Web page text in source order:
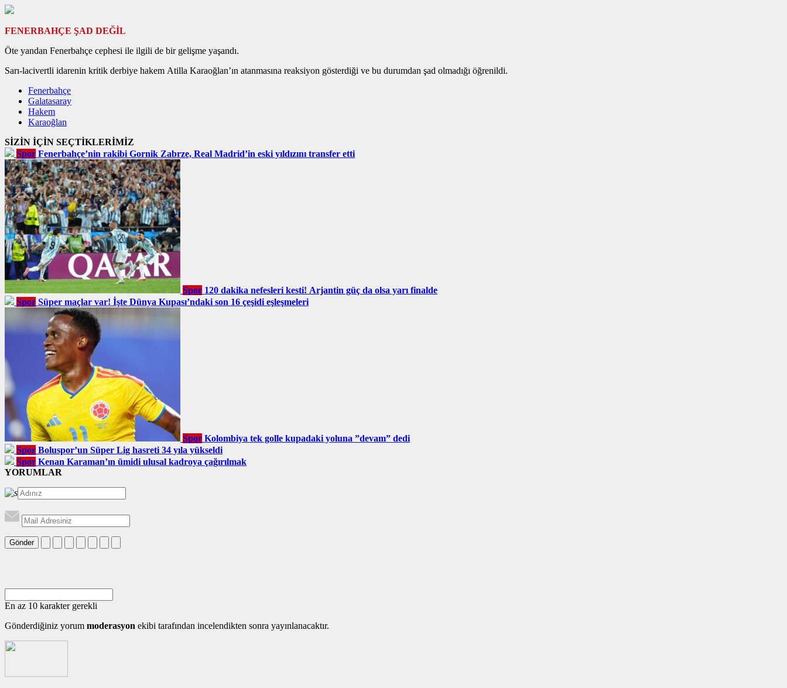
FENERBAHÇE ŞAD DEĞİL
Öte yandan Fenerbahçe cephesi ile ilgili de bir gelişme yaşandı.
Sarı-lacivertli idarenin kritik derbiye hakem Atilla Karaoğlan’ın atanmasına reaksiyon gösterdiği ve bu durumdan şad olmadığı öğrenildi.
Fenerbahçe
Galatasaray
Hakem
Karaoğlan
SİZİN İÇİN SEÇTİKLERİMİZ
Spor Fenerbahçe’nin rakibi Gornik Zabrze, Real Madrid’in eski yıldızını transfer etti
Spor 120 dakika nefesleri kesti! Arjantin güç da olsa yarı finalde
Spor Süper maçlar var! İşte Dünya Kupası’ndaki son 16 çeşidi eşleşmeleri
Spor Kolombiya tek golle kupadaki yoluna ”devam” dedi
Spor Boluspor’un Süper Lig hasreti 34 yıla yükseldi
Spor Kenan Karaman’ın ümidi ulusal kadroya çağırılmak
YORUMLAR
Gönder
En az 10 karakter gerekli
Gönderdiğiniz yorum moderasyon ekibi tarafından incelendikten sonra yayınlanacaktır.